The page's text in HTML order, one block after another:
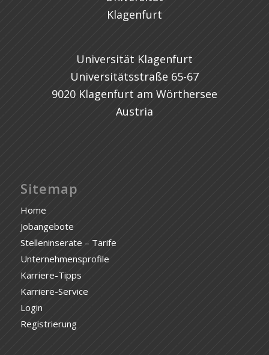
Universität Klagenfurt
Universitätsstraße 65-67
9020 Klagenfurt am Wörthersee
Austria
Sitemap
Home
Jobangebote
Stelleninserate – Tarife
Unternehmensprofile
Karriere-Tipps
Karriere-Service
Login
Registrierung